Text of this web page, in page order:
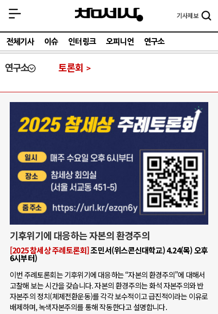
기사제보
전체기사 이슈 인터링크 오피니언 연구소
연구소 토론회
기후위기에 대응하는 자본의 환경주의
[2025 참세상 주례토론회]조민서(위스콘신대학교) 4.24(목) 오후
6시부터)
이번 주례토론회는 기후위기에 대응하는 “자본의 환경주의”에 대해서
고찰해 보는 시간을 갖습니다. 자본의 환경주의는 화석 자본주의와 반
자본주의 정치(체제전환운동)를 각각 보수적이고 급진적이라는 이유로
배제하며, 녹색자본주의를 통해 작동한다고 설명합니다.